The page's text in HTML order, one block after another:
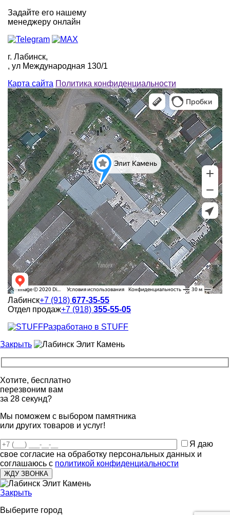
Задайте его нашему
менеджеру онлайн
г. Лабинск,
, ул Международная 130/1
Карта сайта Политика конфиденциальности
Лабинск+7 (918) 677-35-55
Отдел продаж+7 (918) 355-55-05
Разработано в STUFF
Закрыть
Хотите, бесплатно
перезвоним вам
за 28 секунд?
Мы поможем с выбором памятника
или других товаров и услуг!
Я даю
свое согласие на обработку персональных данных и
соглашаюсь с политикой конфиденциальности
Закрыть
Выберите город